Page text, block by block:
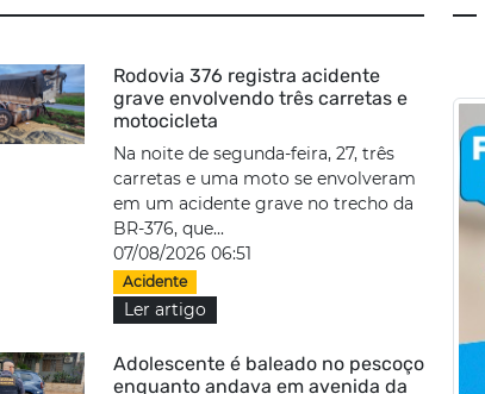
Rodovia 376 registra acidente
grave envolvendo três carretas e
motocicleta
Na noite de segunda-feira, 27, três
carretas e uma moto se envolveram
em um acidente grave no trecho da
BR-376, que...
07/08/2026 06:51
Acidente
Ler artigo
Adolescente é baleado no pescoço
enquanto andava em avenida da